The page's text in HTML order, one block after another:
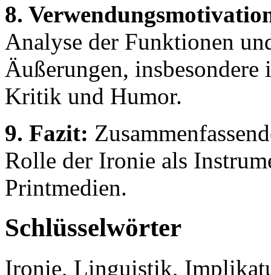
8.
Analyse der Funktionen
Äußerungen,
Kritik und Humor.
9. Fazit:
Rolle der Ironie als
Printmedien.
Schlüsselwörter
Ironie, Linguistik,